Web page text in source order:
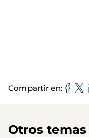
Compartir en
Otros